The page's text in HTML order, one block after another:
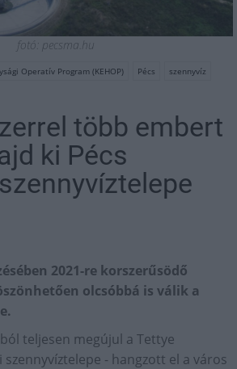
fotó: pecsma.hu
Operatív Program (KEHOP) Pécs
szennyvíz
több embert
ki Pécs
2021-re korszerűsödő
olcsóbbá is válik a
teljesen megújul a Tettye
szennyvíztelepe - hangzott el a város